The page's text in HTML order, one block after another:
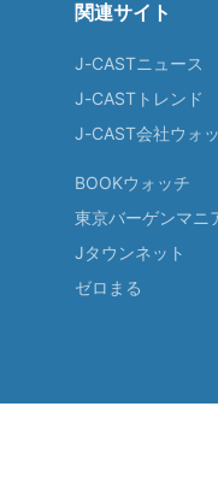
関連サイト
J-CASTニュース
J-CASTトレンド
J-CAST会社ウォ
BOOKウォッチ
東京バーゲンマニ
Jタウンネット
ゼロまる